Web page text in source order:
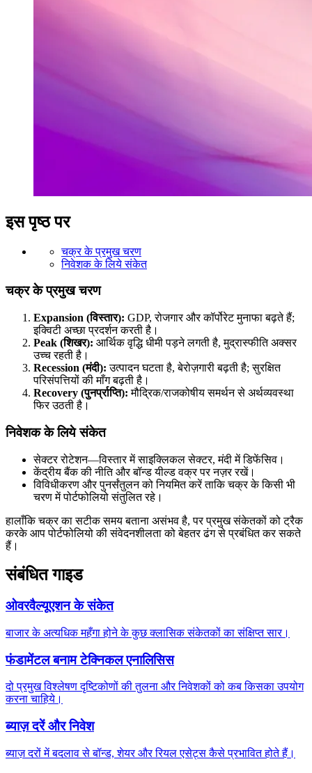
इस पृष्ठ पर
चक्र के प्रमुख चरण
निवेशक के लिये संकेत
चक्र के प्रमुख चरण
Expansion (विस्तार): GDP, रोजगार और कॉर्पोरेट मुनाफा बढ़ते हैं;
इक्विटी अच्छा प्रदर्शन करती है।
Peak (शिखर): आर्थिक वृद्धि धीमी पड़ने लगती है, मुद्रास्फीति अक्सर
उच्च रहती है।
Recession (मंदी): उत्पादन घटता है, बेरोज़गारी बढ़ती है; सुरक्षित
परिसंपत्तियों की माँग बढ़ती है।
Recovery (पुनर्प्राप्ति): मौद्रिक/राजकोषीय समर्थन से अर्थव्यवस्था
फिर उठती है।
निवेशक के लिये संकेत
सेक्टर रोटेशन—विस्तार में साइक्लिकल सेक्टर, मंदी में डिफेंसिव।
केंद्रीय बैंक की नीति और बॉन्ड यील्ड वक्र पर नज़र रखें।
विविधीकरण और पुनर्संतुलन को नियमित करें ताकि चक्र के किसी भी
चरण में पोर्टफोलियो संतुलित रहे।
हालाँकि चक्र का सटीक समय बताना असंभव है, पर प्रमुख संकेतकों को ट्रैक
करके आप पोर्टफोलियो की संवेदनशीलता को बेहतर ढंग से प्रबंधित कर सकते
हैं।
संबंधित गाइड
ओवरवैल्यूएशन के संकेत
बाजार के अत्यधिक महँगा होने के कुछ क्लासिक संकेतकों का संक्षिप्त सार।
फंडामेंटल बनाम टेक्निकल एनालिसिस
दो प्रमुख विश्लेषण दृष्टिकोणों की तुलना और निवेशकों को कब किसका उपयोग
करना चाहिये।
ब्याज़ दरें और निवेश
ब्याज़ दरों में बदलाव से बॉन्ड, शेयर और रियल एसेट्स कैसे प्रभावित होते हैं।